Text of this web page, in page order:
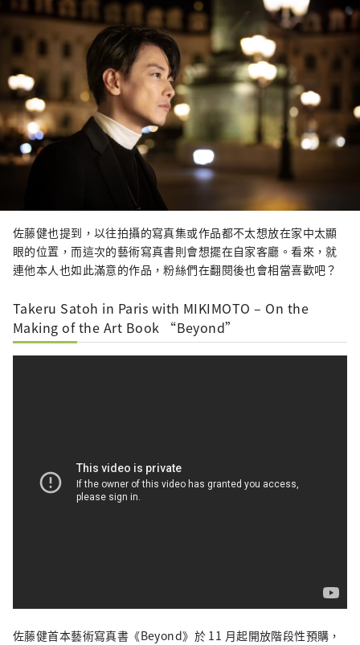
佐藤健也提到，以往拍攝的寫真集或作品都不太想放在家中太顯
眼的位置，而這次的藝術寫真書則會想擺在自家客廳。看來，就
連他本人也如此滿意的作品，粉絲們在翻閱後也會相當喜歡吧？
Takeru Satoh in Paris with MIKIMOTO – On the
Making of the Art Book “Beyond”
佐藤健首本藝術寫真書《Beyond》於 11 月起開放階段性預購，